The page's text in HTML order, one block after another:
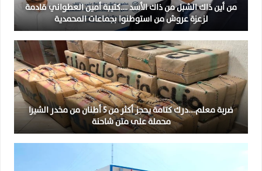
من أين ذاك الشبل من ذاك الأسد ….كتيبة أمين العطواني قادمة
لزعزة عروش من استوطنوا بجماعات المحمدية
ضربة معلم….درك كتامة يحجز أكثر من 5 أطنان من مخدر الشيرا
محملة على متن شاحنة